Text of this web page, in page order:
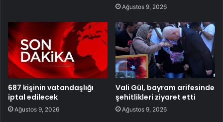
Ağustos 9, 2026
687 kişinin vatandaşlığı
iptal edilecek
Ağustos 9, 2026
Vali Gül, bayram arifesinde
şehitlikleri ziyaret etti
Ağustos 9, 2026